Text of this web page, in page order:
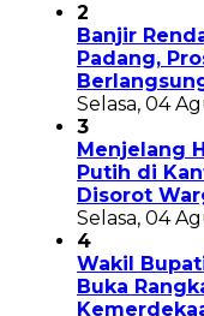
2
Banjir
Padang,
Selasa, 04
3
Menjelang
Putih di
Disorot
Selasa, 04
4
Wakil
Buka